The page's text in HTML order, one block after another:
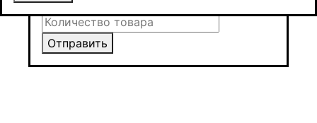
Отправить